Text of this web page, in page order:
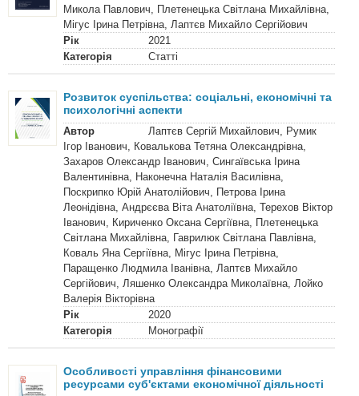
Микола Павлович, Плетенецька Світлана Михайлівна,
Мігус Ірина Петрівна, Лаптєв Михайло Сергійович
Рік
2021
Категорія
Статті
Розвиток суспільства: соціальні, економічні та
психологічні аспекти
Автор
Лаптєв Сергій Михайлович, Румик
Ігор Іванович, Ковалькова Тетяна Олександрівна,
Захаров Олександр Іванович, Сингаївська Ірина
Валентинівна, Наконечна Наталія Василівна,
Поскрипко Юрій Анатолійович, Петрова Ірина
Леонідівна, Андрєєва Віта Анатоліївна, Терехов Віктор
Іванович, Кириченко Оксана Сергіївна, Плетенецька
Світлана Михайлівна, Гаврилюк Світлана Павлівна,
Коваль Яна Сергіївна, Мігус Ірина Петрівна,
Паращенко Людмила Іванівна, Лаптєв Михайло
Сергійович, Ляшенко Олександра Миколаївна, Лойко
Валерія Вікторівна
Рік
2020
Категорія
Монографії
Особливості управління фінансовими
ресурсами суб'єктами економічної діяльності